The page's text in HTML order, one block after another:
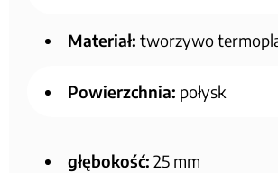
Materiał: tworzywo
Powierzchnia: połysk
głębokość: 25 mm